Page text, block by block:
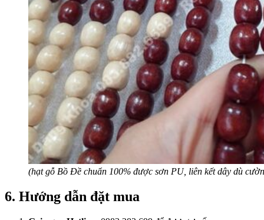
(hạt gỗ Bồ Đề chuẩn 100% được sơn PU, liên kết dây dù
6. Hướng dẫn đặt mua